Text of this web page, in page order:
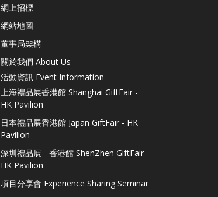
網上招標
網站地圖
董事局架構
關於我們 About Us
活動資訊 Event Information
上海禮品展香港館 Shanghai GiftFair -
HK Pavilion
日本禮品展香港館 Japan GiftFair - HK
Pavilion
深圳禮品展 - 香港館 ShenZhen GiftFair -
HK Pavilion
項目分享會 Experience Sharing Seminar